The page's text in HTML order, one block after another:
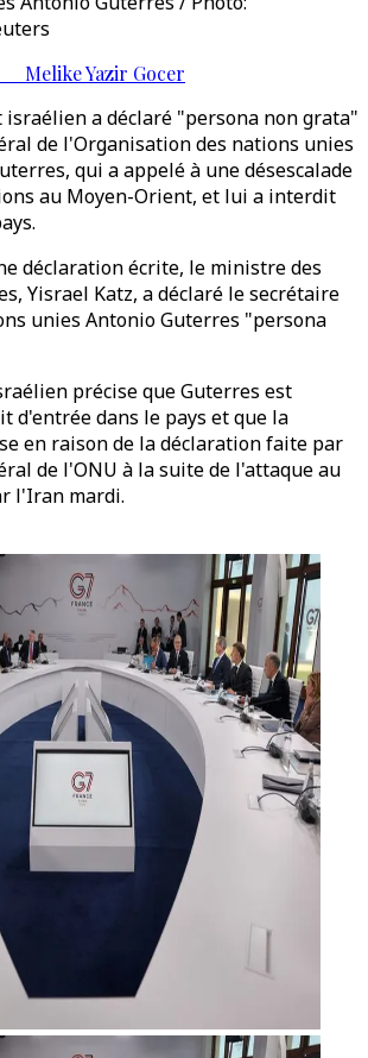
Melike Yazir Gocer
israélien a déclaré "persona non grata"
de l'Organisation des nations unies
qui a appelé à une désescalade
au Moyen-Orient, et lui a interdit
déclaration écrite, le ministre des
Yisrael Katz, a déclaré le secrétaire
unies Antonio Guterres "persona
précise que Guterres est
d'entrée dans le pays et que la
en raison de la déclaration faite par
de l'ONU à la suite de l'attaque au
l'Iran mardi.